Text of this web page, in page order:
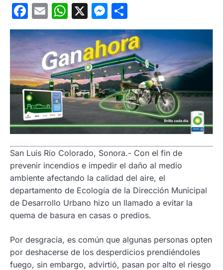
Facebook
EmailWhatsApp
X Messenger
San Luis Río Colorado, Sonora.- Con el fin de
prevenir incendios e impedir el daño al medio
ambiente afectando la calidad del aire, el
departamento de Ecología de la Dirección Municipal
de Desarrollo Urbano hizo un llamado a evitar la
quema de basura en casas o predios.
Por desgracia, es común que algunas personas opten
por deshacerse de los desperdicios prendiéndoles
fuego, sin embargo, advirtió, pasan por alto el riesgo